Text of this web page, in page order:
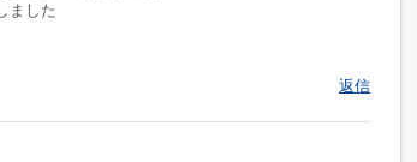
ました
返信